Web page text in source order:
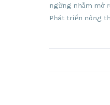
ngừng nhằm mở
Phát triển nông